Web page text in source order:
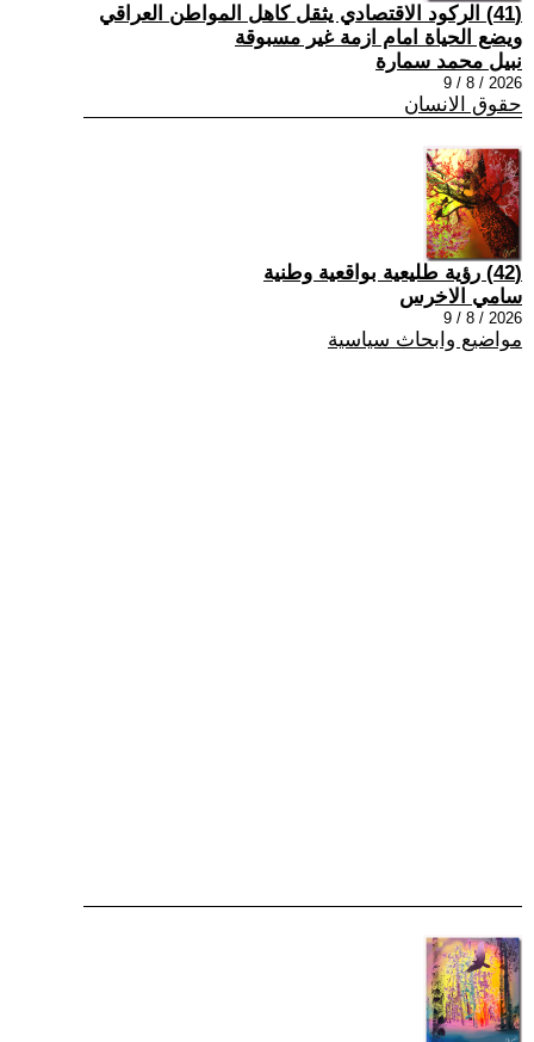
(41) الركود الاقتصادي يثقل كاهل المواطن العراقي
ويضع الحياة امام ازمة غير مسبوقة
نبيل محمد سمارة
2026 / 8 / 9
حقوق الانسان
(42) رؤية طليعية بواقعية وطنية
سامي الاخرس
2026 / 8 / 9
مواضيع وابحاث سياسية